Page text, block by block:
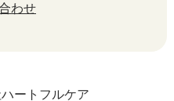
わせ
ートフルケア